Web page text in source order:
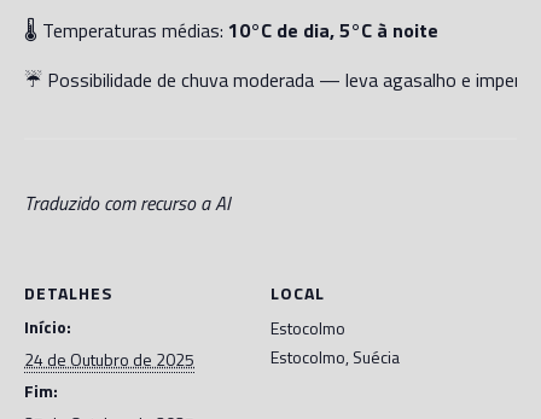
🌡️ Temperaturas médias: 10°C de dia, 5°C à noite
☔ Possibilidade de chuva moderada — leva agasalho e
Traduzido com recurso a AI
DETALHES
Início:
24 de Outubro de 2025
Fim:
LOCAL
Estocolmo
Estocolmo,Suécia